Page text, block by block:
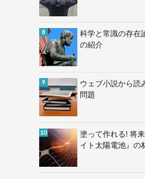
科学と常識の存在
の紹介
ウェブ小説から読
問題
塗って作れる! 将
イト太陽電池』の